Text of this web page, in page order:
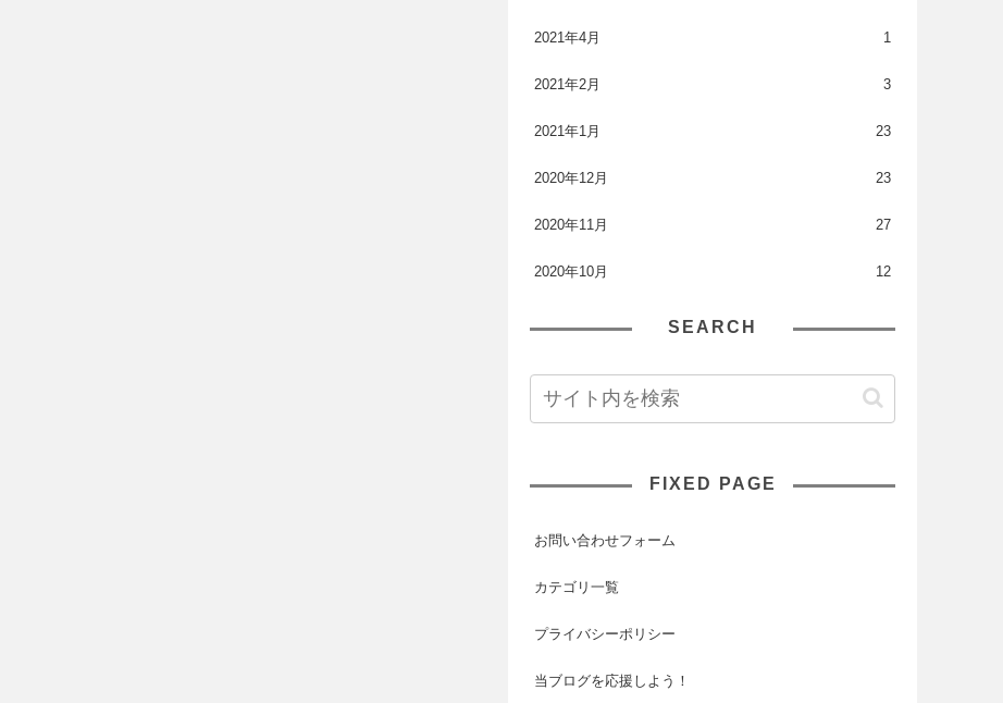
2021年4月 1
2021年2月 3
2021年1月 23
2020年12月 23
2020年11月 27
2020年10月 12
SEARCH
FIXED PAGE
お問い合わせフォーム
カテゴリ一覧
プライバシーポリシー
当ブログを応援しよう！